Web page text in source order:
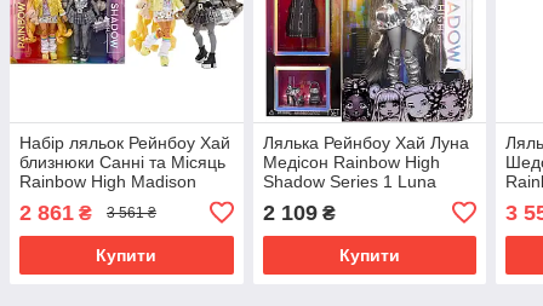
Набір ляльок Рейнбоу Хай
близнюки Санні та Місяць
Rainbow High Madison
2 861 ₴ 3 561 ₴
Купити
Лялька Рейнбоу Хай Луна
Медісон Rainbow High
Shadow Series 1 Luna
2 109₴
Купити
3